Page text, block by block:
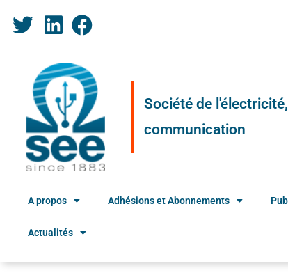
Société de
communication
A propos Adhésions et Abonnements
Actualités